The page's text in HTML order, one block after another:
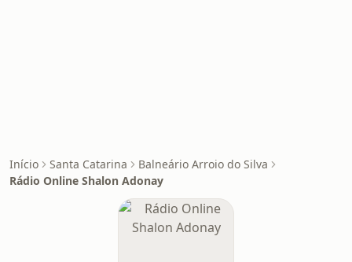
Início Santa Catarina
Balneário Arroio do Silva
Rádio Online Shalon Adonay